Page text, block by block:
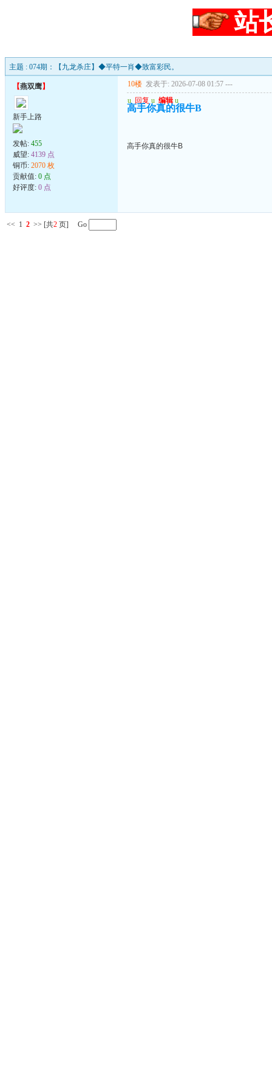
站
主题 : 074期：【九龙杀庄】◆平特一肖◆致富彩民。
【燕双鹰】
新手上路
发帖: 455
威望: 4139 点
铜币: 2070 枚
贡献值: 0 点
好评度: 0 点
10楼 发表于: 2026-07-08 01:57 ---
u 回复 u 编辑 u
高手你真的很牛B
高手你真的很牛B
<< 1 2 >> [共2 页] Go